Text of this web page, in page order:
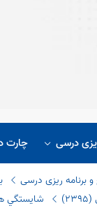
درسی چارت
برنامه ریزی درسی
شايستگي